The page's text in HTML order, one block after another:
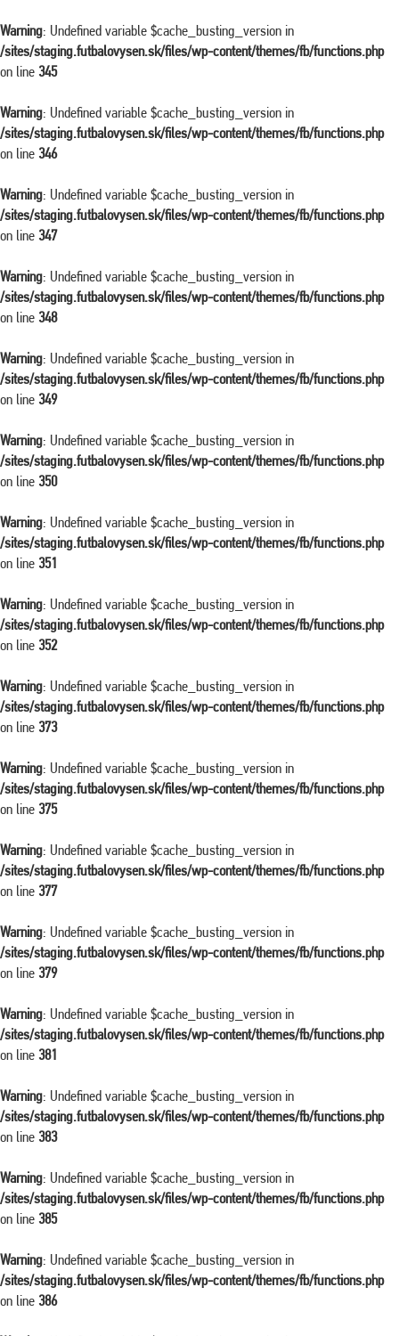
Warning: Undefined variable $cache_busting_version in
/sites/staging.futbalovysen.sk/files/wp-content/themes/fb/functions.php
on line 345
Warning: Undefined variable $cache_busting_version in
/sites/staging.futbalovysen.sk/files/wp-content/themes/fb/functions.php
on line 346
Warning: Undefined variable $cache_busting_version in
/sites/staging.futbalovysen.sk/files/wp-content/themes/fb/functions.php
on line 347
Warning: Undefined variable $cache_busting_version in
/sites/staging.futbalovysen.sk/files/wp-content/themes/fb/functions.php
on line 348
Warning: Undefined variable $cache_busting_version in
/sites/staging.futbalovysen.sk/files/wp-content/themes/fb/functions.php
on line 349
Warning: Undefined variable $cache_busting_version in
/sites/staging.futbalovysen.sk/files/wp-content/themes/fb/functions.php
on line 350
Warning: Undefined variable $cache_busting_version in
/sites/staging.futbalovysen.sk/files/wp-content/themes/fb/functions.php
on line 351
Warning: Undefined variable $cache_busting_version in
/sites/staging.futbalovysen.sk/files/wp-content/themes/fb/functions.php
on line 352
Warning: Undefined variable $cache_busting_version in
/sites/staging.futbalovysen.sk/files/wp-content/themes/fb/functions.php
on line 373
Warning: Undefined variable $cache_busting_version in
/sites/staging.futbalovysen.sk/files/wp-content/themes/fb/functions.php
on line 375
Warning: Undefined variable $cache_busting_version in
/sites/staging.futbalovysen.sk/files/wp-content/themes/fb/functions.php
on line 377
Warning: Undefined variable $cache_busting_version in
/sites/staging.futbalovysen.sk/files/wp-content/themes/fb/functions.php
on line 379
Warning: Undefined variable $cache_busting_version in
/sites/staging.futbalovysen.sk/files/wp-content/themes/fb/functions.php
on line 381
Warning: Undefined variable $cache_busting_version in
/sites/staging.futbalovysen.sk/files/wp-content/themes/fb/functions.php
on line 383
Warning: Undefined variable $cache_busting_version in
/sites/staging.futbalovysen.sk/files/wp-content/themes/fb/functions.php
on line 385
Warning: Undefined variable $cache_busting_version in
/sites/staging.futbalovysen.sk/files/wp-content/themes/fb/functions.php
on line 386